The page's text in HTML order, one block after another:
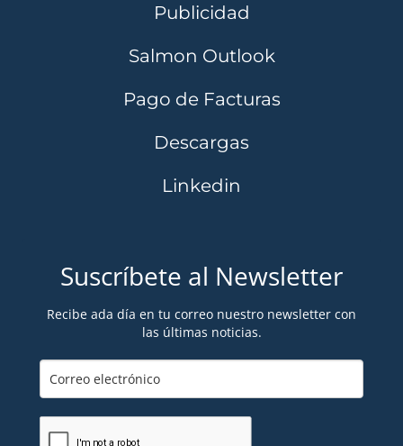
Publicidad
Salmon Outlook
Pago de Facturas
Descargas
Linkedin
Suscríbete al Newsletter
Recibe ada día en tu correo nuestro newsletter con
las últimas noticias.